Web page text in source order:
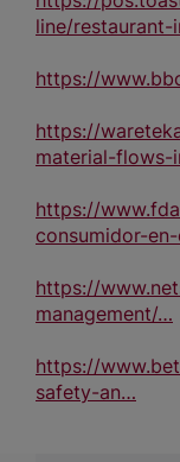
line/
https://
https://
material-
https://
consumidor-
https://
management/…
https://
safety-an…